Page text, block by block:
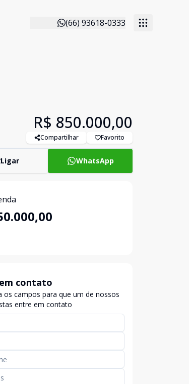
(66) 93618-0333
R$ 850.000,00
Compartilhar Favorito
Ligar WhatsApp
contato
os campos para que um de nossos
entre em contato